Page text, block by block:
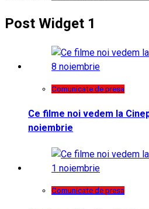
Post Widget 1
Comunicate de presa
Ce filme noi vedem la
noiembrie
Comunicate de presa